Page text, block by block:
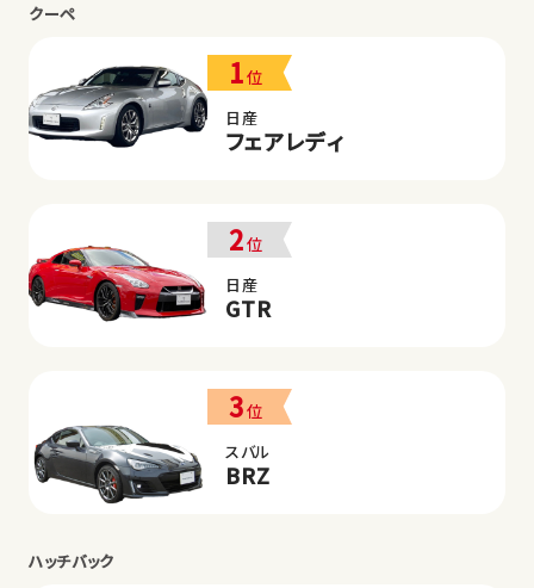
クーペ
1位
日産
フェアレディ
2位
日産
GTR
3位
スバル
BRZ
ハッチバック